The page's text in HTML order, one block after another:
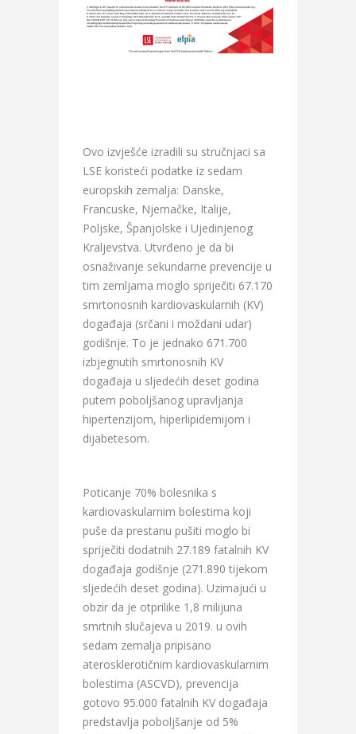
Ovo izvješće izradili su stručnjaci sa
LSE koristeći podatke iz sedam
europskih zemalja: Danske,
Francuske, Njemačke, Italije,
Poljske, Španjolske i Ujedinjenog
Kraljevstva. Utvrđeno je da bi
osnaživanje sekundarne prevencije u
tim zemljama moglo spriječiti 67.170
smrtonosnih kardiovaskularnih (KV)
događaja (srčani i moždani udar)
godišnje. To je jednako 671.700
izbjegnutih smrtonosnih KV
događaja u sljedećih deset godina
putem poboljšanog upravljanja
hipertenzijom, hiperlipidemijom i
dijabetesom.
Poticanje 70% bolesnika s
kardiovaskularnim bolestima koji
puše da prestanu pušiti moglo bi
spriječiti dodatnih 27.189 fatalnih KV
događaja godišnje (271.890 tijekom
sljedećih deset godina). Uzimajući u
obzir da je otprilike 1,8 milijuna
smrtnih slučajeva u 2019. u ovih
sedam zemalja pripisano
aterosklerotičnim kardiovaskularnim
bolestima (ASCVD), prevencija
gotovo 95.000 fatalnih KV događaja
predstavlja poboljšanje od 5%